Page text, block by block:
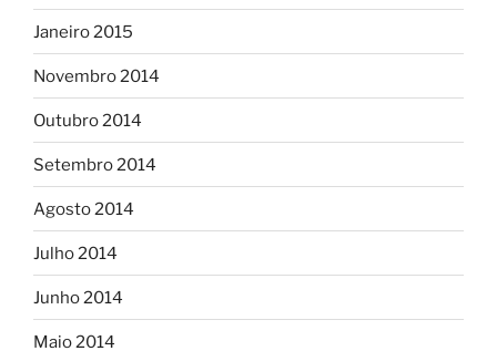
Janeiro 2015
Novembro 2014
Outubro 2014
Setembro 2014
Agosto 2014
Julho 2014
Junho 2014
Maio 2014